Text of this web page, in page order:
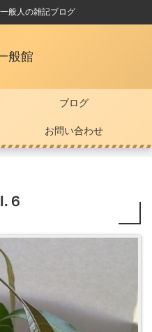
般人の雑記ブログ
般館
ブログ
お問い合わせ
６